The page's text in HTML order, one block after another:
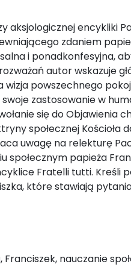
aksjologicznej encykliki
zdaniem
i ponadkonfesyjna,
autor wskazuje
powszechnego
swoje zastosowanie w
się do Objawienia
społecznej Kościoła
uwagę na relekturę
społecznym papieża
Fratelli tutti. Kreśli
które stawiają
nauczanie